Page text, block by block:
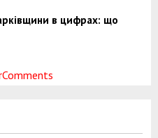
в цифрах: що